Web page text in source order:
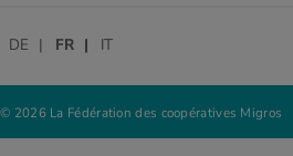
© 2026 La Fédération des coopératives Migros
DE FR IT